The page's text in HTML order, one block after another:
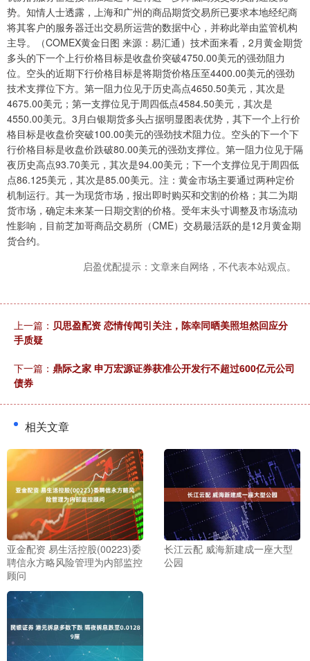
势。知情人士透露，上海和广州的商品期货交易所已要求本地经纪商
将其客户的服务器迁出交易所运营的数据中心，并称此举由监管机构
主导。（COMEX黄金日图 来源：易汇通）技术面来看，2月黄金期货
多头的下一个上行价格目标是收盘价突破4750.00美元的强劲阻力
位。空头的近期下行价格目标是将期货价格压至4400.00美元的强劲
技术支撑位下方。第一阻力位见于历史高点4650.50美元，其次是
4675.00美元；第一支撑位见于周四低点4584.50美元，其次是
4550.00美元。3月白银期货多头占据明显图表优势，其下一个上行价
格目标是收盘价突破100.00美元的强劲技术阻力位。空头的下一个下
行价格目标是收盘价跌破80.00美元的强劲支撑位。第一阻力位见于隔
夜历史高点93.70美元，其次是94.00美元；下一个支撑位见于周四低
点86.125美元，其次是85.00美元。注：黄金市场主要通过两种定价
机制运行。其一为现货市场，报出即时购买和交割的价格；其二为期
货市场，确定未来某一日期交割的价格。受年末头寸调整及市场流动
性影响，目前芝加哥商品交易所（CME）交易最活跃的是12月黄金期
货合约。
启盈优配提示：文章来自网络，不代表本站观点。
上一篇： 贝思盈配资 恋情传闻引关注，陈幸同晒美照坦然回应分
手质疑
下一篇： 鼎际之家 申万宏源证券获准公开发行不超过600亿元公司
债券
相关文章
亚金配资 易生活控股(00223)委
聘信永方略风险管理为内部监控
顾问
长江云配 威海新建成一座大型
公园